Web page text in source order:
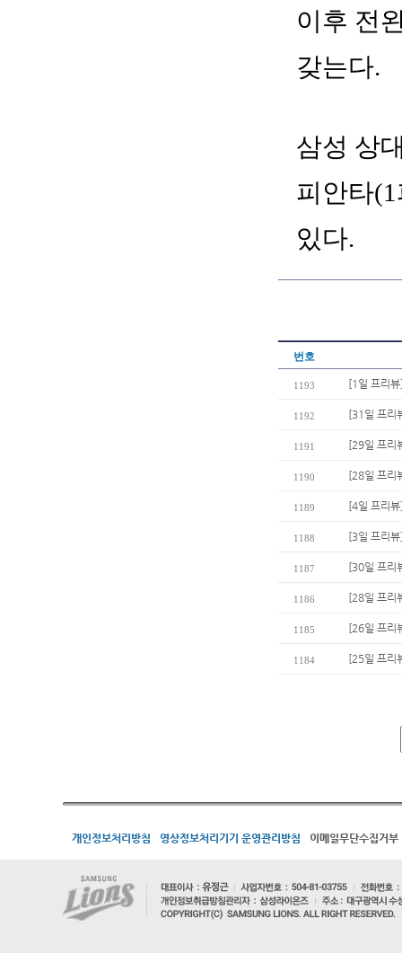
이후 전
갖는다.
삼성 상
피안타
있다.
번호
1193 [1일 프리
1192 [31일 프리
1191 [29일 프리
1190 [28일 프리
1189 [4일 프리
1188 [3일 프리
1187 [30일 프리
1186 [28일 프리
1185 [26일 프리
1184 [25일 프리
개인정보처리방침 영상정보처리기기 운영관리방침 이메일무단수집거부